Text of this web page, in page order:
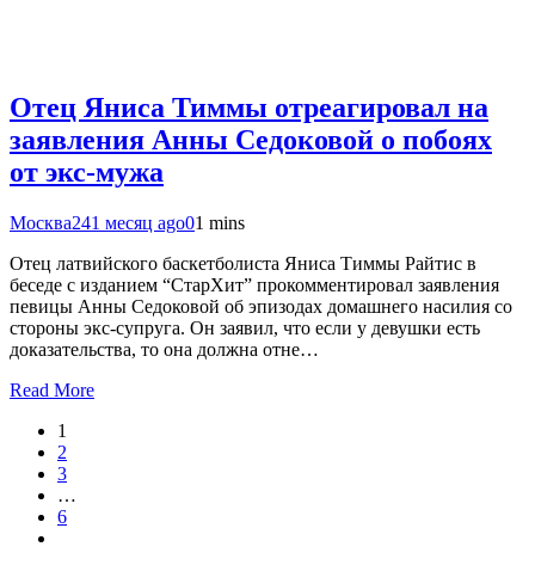
Отец Яниса Тиммы отреагировал на
заявления Анны Седоковой о побоях
от экс-мужа
Москва241 месяц ago01 mins
Отец латвийского баскетболиста Яниса Тиммы Райтис в
беседе с изданием “СтарХит” прокомментировал заявления
певицы Анны Седоковой об эпизодах домашнего насилия со
стороны экс-супруга. Он заявил, что если у девушки есть
доказательства, то она должна отне…
Read More
1
2
3
…
6